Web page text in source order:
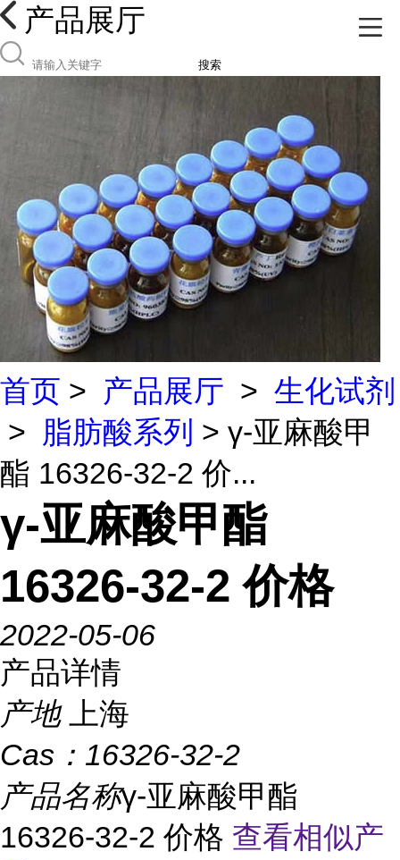
产品展厅
搜索
首页 > 产品展厅 > 生化试剂
> 脂肪酸系列 > γ-亚麻酸甲
酯 16326-32-2 价...
γ-亚麻酸甲酯
16326-32-2 价格
2022-05-06
产品详情
产地
上海
Cas： 16326-32-2
产品名称γ-亚麻酸甲酯
16326-32-2 价格 查看相似产